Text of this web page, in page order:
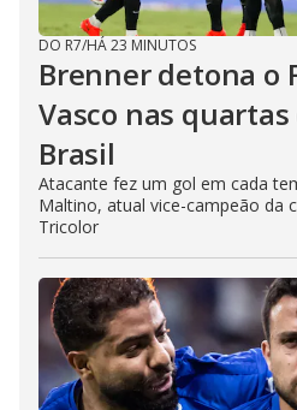
DO R7/HÁ 23 MINUTOS
Brenner detona o
Vasco nas quartas
Brasil
Atacante fez um gol em cada
Maltino, atual vice-campeão da
Tricolor